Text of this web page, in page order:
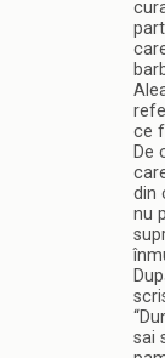
ce
De
din
nu
sai